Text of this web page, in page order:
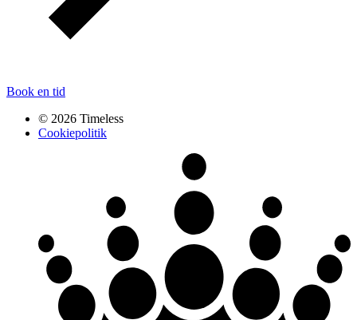
Book en tid
© 2026 Timeless
Cookiepolitik